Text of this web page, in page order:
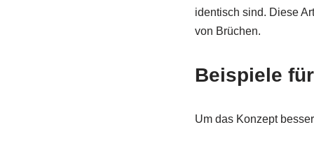
identisch sind. Diese
von Brüchen.
Beispiele
Um das Konzept